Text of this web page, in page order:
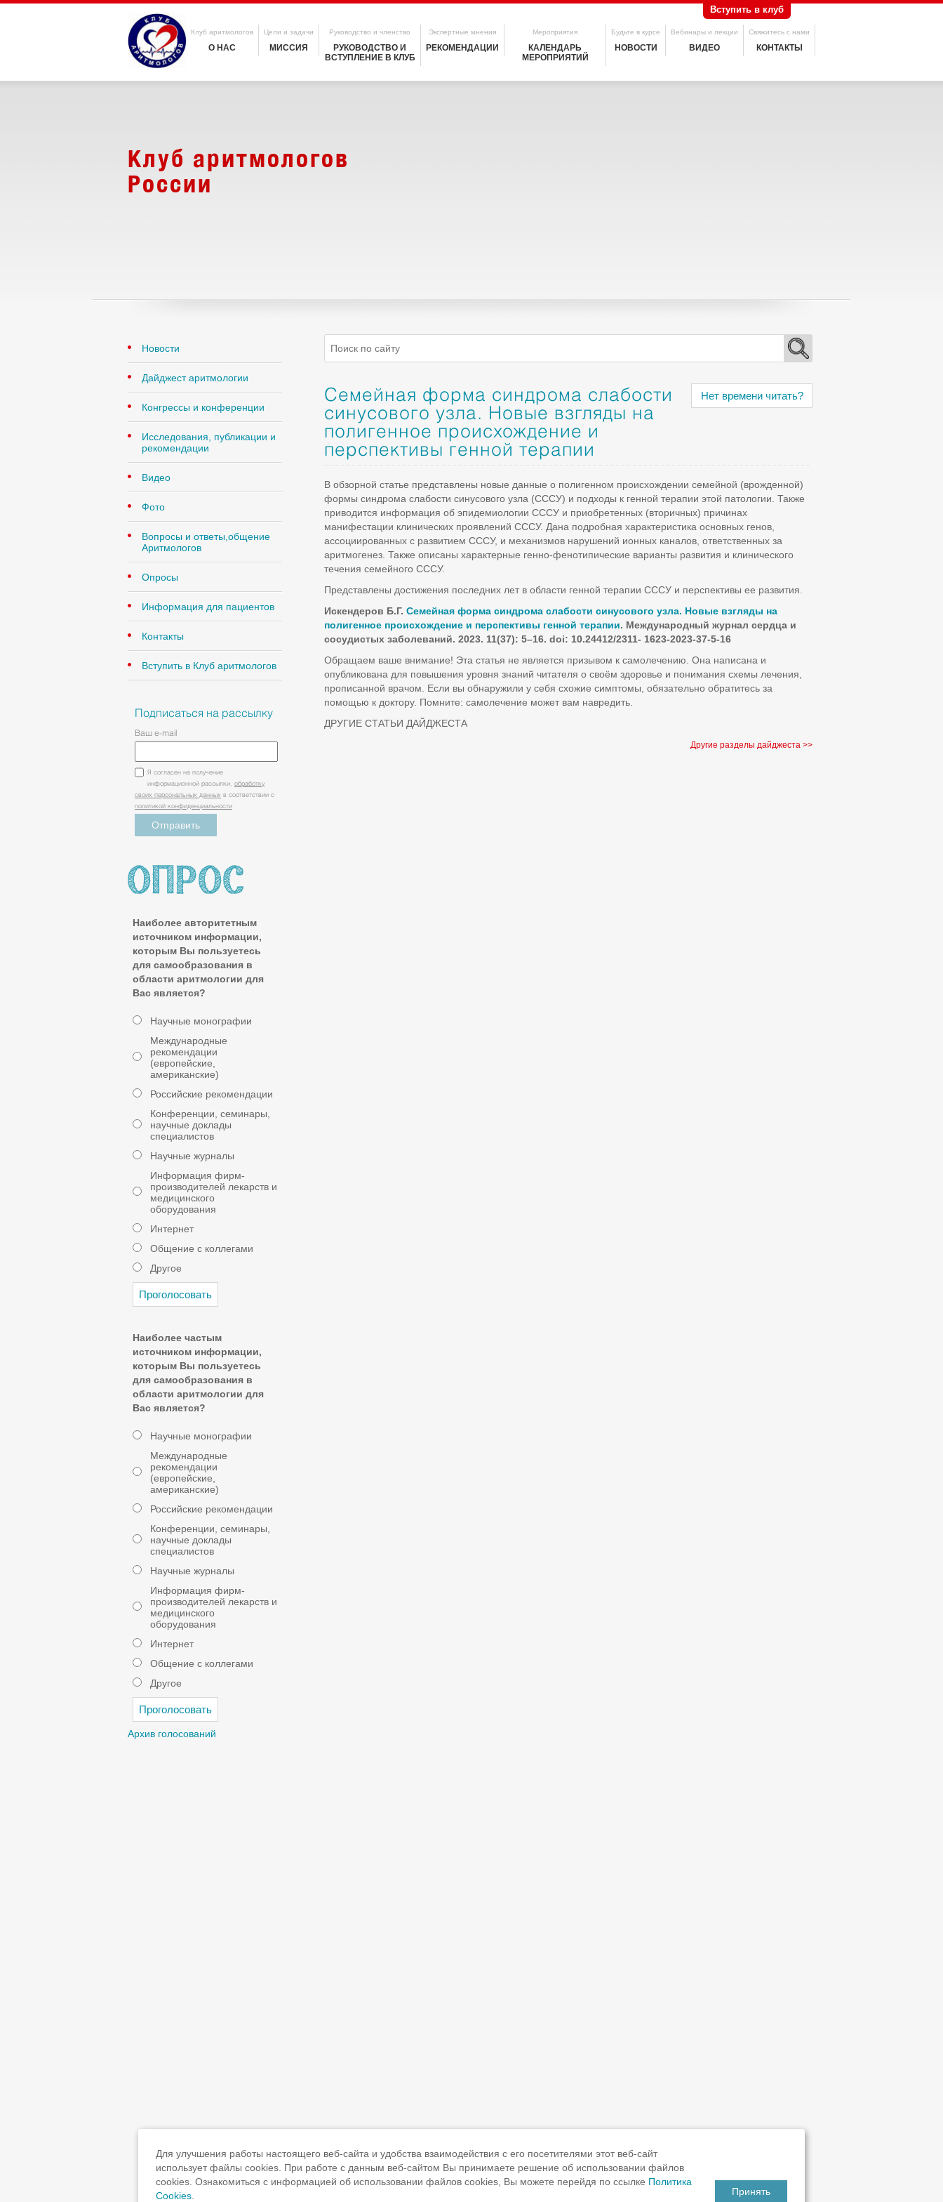
Клуб аритмологов
О НАС
Цели и задачи
МИССИЯ
Руководство и членство
РУКОВОДСТВО И
ВСТУПЛЕНИЕ В КЛУБ
Экспертные мнения
РЕКОМЕНДАЦИИ
Мероприятия
КАЛЕНДАРЬ
МЕРОПРИЯТИЙ
Будьте в курсе
НОВОСТИ
Вебинары и лекции
ВИДЕО
Свяжитесь с нами
КОНТАКТЫ
Вступить в клуб
Клуб аритмологов
России
Новости
Дайджест аритмологии
Конгрессы и конференции
Исследования, публикации и
рекомендации
Видео
Фото
Вопросы и ответы,общение
Аритмологов
Опросы
Информация для пациентов
Контакты
Вступить в Клуб аритмологов
Подписаться на рассылку
Ваш e-mail
Я согласен на получение
информационной рассылки, обработку
своих персональных данных
в соответствии с
политикой конфиденциальности
Наиболее авторитетным
источником информации,
которым Вы пользуетесь
для самообразования в
области аритмологии для
Вас является?
Научные монографии
Международные
рекомендации
(европейские,
американские)
Российские рекомендации
Конференции, семинары,
научные доклады
специалистов
Научные журналы
Информация фирм-
производителей лекарств и
медицинского
оборудования
Интернет
Общение с коллегами
Другое
Наиболее частым
источником информации,
которым Вы пользуетесь
для самообразования в
области аритмологии для
Вас является?
Научные монографии
Международные
рекомендации
(европейские,
американские)
Российские рекомендации
Конференции, семинары,
научные доклады
специалистов
Научные журналы
Информация фирм-
производителей лекарств и
медицинского
оборудования
Интернет
Общение с коллегами
Другое
Архив голосований
Семейная форма синдрома слабости
синусового узла. Новые взгляды на
полигенное происхождение и
перспективы генной терапии
Нет времени читать?
В обзорной статье представлены новые данные о полигенном происхождении семейной (врожденной)
формы синдрома слабости синусового узла (СССУ) и подходы к генной терапии этой патологии. Также
приводится информация об эпидемиологии СССУ и приобретенных (вторичных) причинах
манифестации клинических проявлений СССУ. Дана подробная характеристика основных генов,
ассоциированных с развитием СССУ, и механизмов нарушений ионных каналов, ответственных за
аритмогенез. Также описаны характерные генно-фенотипические варианты развития и клинического
течения семейного СССУ.
Представлены достижения последних лет в области генной терапии СССУ и перспективы ее развития.
Искендеров Б.Г. Семейная форма синдрома слабости синусового узла. Новые взгляды на
полигенное происхождение и перспективы генной терапии. Международный журнал сердца и
сосудистых заболеваний. 2023. 11(37): 5–16. doi: 10.24412/2311- 1623-2023-37-5-16
Обращаем ваше внимание! Эта статья не является призывом к самолечению. Она написана и
опубликована для повышения уровня знаний читателя о своём здоровье и понимания схемы лечения,
прописанной врачом. Если вы обнаружили у себя схожие симптомы, обязательно обратитесь за
помощью к доктору. Помните: самолечение может вам навредить.
ДРУГИЕ СТАТЬИ ДАЙДЖЕСТА
Другие разделы дайджеста >>
Для улучшения работы настоящего веб-сайта и удобства взаимодействия с его посетителями этот веб-сайт
использует файлы cookies. При работе с данным веб-сайтом Вы принимаете решение об использовании файлов
cookies. Ознакомиться с информацией об использовании файлов cookies, Вы можете перейдя по ссылке Политика
Cookies
Принять